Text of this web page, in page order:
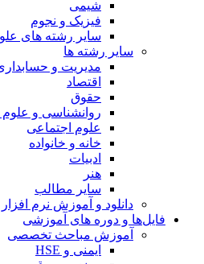
شیمی
فیزیک و نجوم
سایر رشته های علوم
سایر رشته ها
مدیریت و حسابداری
اقتصاد
حقوق
روانشناسی و علوم
علوم اجتماعی
خانه و خانواده
ادبیات
هنر
سایر مطالب
دانلود و آموزش نرم افزار
فایل‌ها و دوره های آموزشی
آموزش مباحث تخصصی
ایمنی و HSE